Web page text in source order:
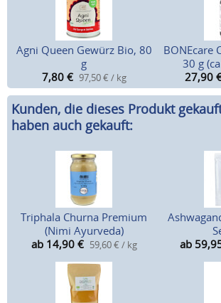
Agni Queen Gewürz Bio, 80
g
7,80 € 97,50 € / kg
BONEcare
30 g
27,90
Kunden, die dieses Produkt
haben auch gekauft:
Triphala Churna Premium
(Nimi Ayurveda)
ab 14,90 € 59,60 € / kg
ab